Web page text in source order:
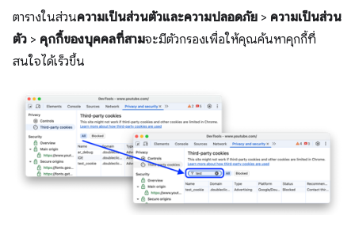
ตารางในส่วนความเป็นส่วนตัวและความปลอดภัย > ความเป็นส่วน
ตัว > คุกกี้ของบุคคลที่สามจะมีตัวกรองเพื่อให้คุณค้นหาคุกกี้ที่
สนใจได้เร็วขึ้น